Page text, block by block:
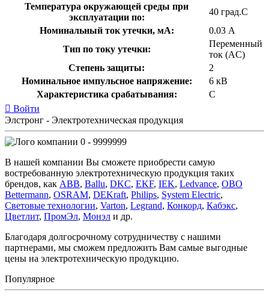
Температура окружающей cреды при
эксплуатации по:
40 град.C
Номинальный ток утечки, мА:
0.03 А
Тип по току утечки:
Переменный
ток (AC)
Степень защиты:
2
Номинальное импульсное напряжение:
6 кВ
Характеристика срабатывания:
C
Войти
Элстронг - Электротехническая продукция
0 - 9999999
В нашей компании Вы сможете приобрести самую
востребованную электротехническую продукция таких
брендов, как ABB, Ballu, DKC, EKF, IEK, Ledvance, OBO
Bettermann, OSRAM, DEKraft, Philips, System Electric,
Световые технологии, Varton, Legrand, Конкорд, Кабэкс,
Цветлит, ПромЭл, Монэл и др.
Благодаря долгосрочному сотрудничеству с нашими
партнерами, мы сможем предложить Вам самые выгодные
цены на электротехническую продукцию.
Популярное